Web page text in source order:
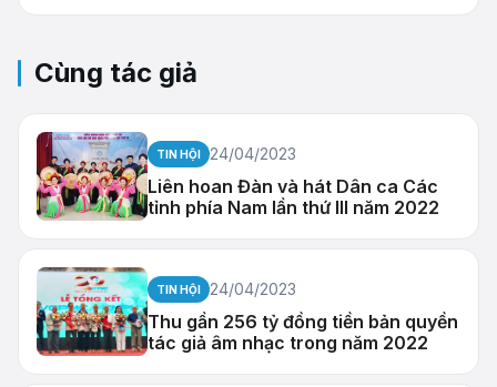
Cùng tác giả
TIN HỘI 24/04/2023
Liên hoan Đàn và hát Dân ca Các
tỉnh phía Nam lần thứ III năm 2022
TIN HỘI 24/04/2023
Thu gần 256 tỷ đồng tiền bản quyền
tác giả âm nhạc trong năm 2022